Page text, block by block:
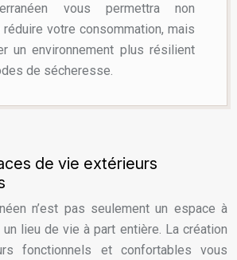
vous permettra non
votre consommation, mais
un environnement plus résilient
de sécheresse.
de vie extérieurs
n’est pas seulement un espace à
un lieu de vie à part entière. La création
fonctionnels et confortables vous